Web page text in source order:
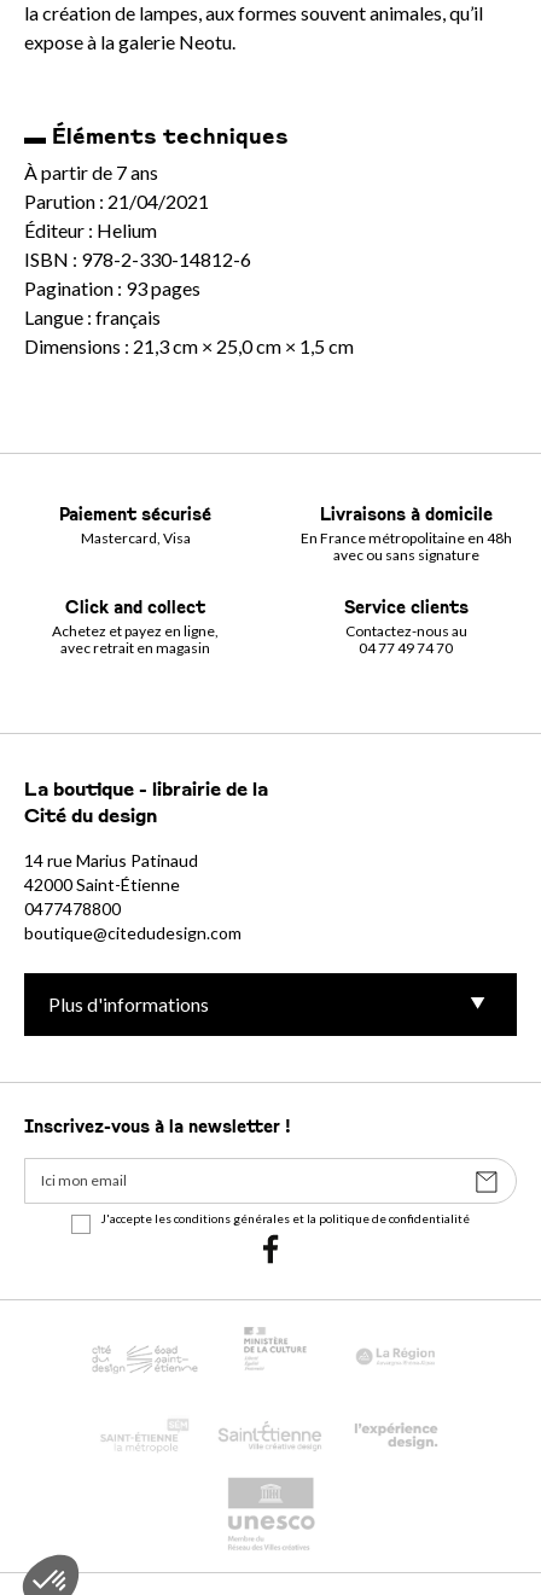
la création de lampes, aux formes souvent animales, qu’il
expose à la galerie Neotu.
▬ Éléments techniques
À partir de 7 ans
Parution : 21/04/2021
Éditeur : Helium
ISBN : 978-2-330-14812-6
Pagination : 93 pages
Langue : français
Dimensions : 21,3 cm × 25,0 cm × 1,5 cm
Paiement sécurisé
Mastercard, Visa
Livraisons à domicile
En France métropolitaine en 48h
avec ou sans signature
Click and collect
Achetez et payez en ligne,
avec retrait en magasin
Service clients
Contactez-nous au
04 77 49 74 70
La boutique - librairie de la
Cité du design
14 rue Marius Patinaud
42000 Saint-Étienne
0477478800
boutique@citedudesign.com
Plus d'informations
Inscrivez-vous à la newsletter !
J'accepte les conditions générales et la politique de confidentialité